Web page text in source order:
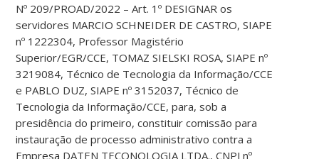
Nº 209/PROAD/2022 – Art. 1º DESIGNAR os
servidores MARCIO SCHNEIDER DE CASTRO, SIAPE
nº 1222304, Professor Magistério
Superior/EGR/CCE, TOMAZ SIELSKI ROSA, SIAPE nº
3219084, Técnico de Tecnologia da Informação/CCE
e PABLO DUZ, SIAPE nº 3152037, Técnico de
Tecnologia da Informação/CCE, para, sob a
presidência do primeiro, constituir comissão para
instauração de processo administrativo contra a
Empresa DATEN TECONOLOGIA LTDA., CNPJ nº